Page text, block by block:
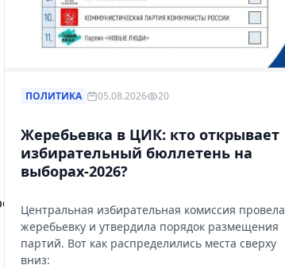
вернуться к ним позже.
ПОЛИТИКА 05.08.2026 20
Жеребьевка в ЦИК: кто открывает
избирательный бюллетень на
выборах-2026?
Центральная избирательная комиссия провела
жеребьевку и утвердила порядок размещения
партий. Вот как распределились места сверху
вниз: